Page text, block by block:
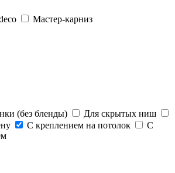
Мастер-карниз
(без бленды)
Для скрытых ниш
С креплением на потолок
С